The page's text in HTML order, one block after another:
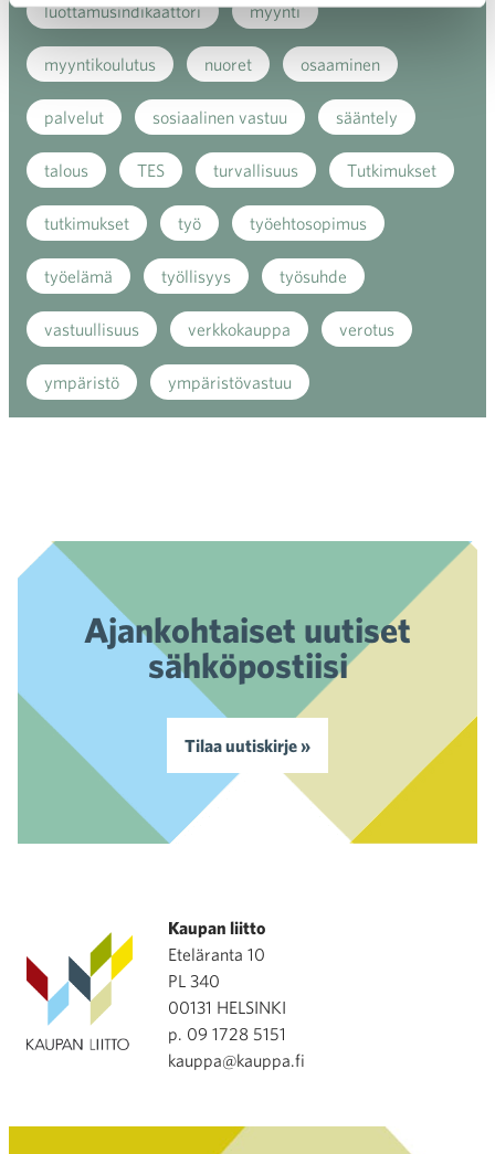
luottamusindikaattori myynti
myyntikoulutus nuoret osaaminen
palvelut sosiaalinen vastuu sääntely
talous TES turvallisuus Tutkimukset
tutkimukset työ työehtosopimus
työelämä työllisyys työsuhde
vastuullisuus verkkokauppa verotus
ympäristö ympäristövastuu
Ajankohtaiset uutiset
sähköpostiisi
Tilaa uutiskirje »
Kaupan liitto
Eteläranta 10
PL 340
00131 HELSINKI
p. 09 1728 5151
kauppa@kauppa.fi